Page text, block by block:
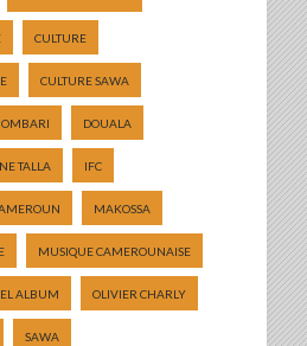
CULTURE
CULTURE SAWA
DOUALA
TALLA IFC
MAKOSSA
MUSIQUE CAMEROUNAISE
ALBUM OLIVIER CHARLY
SAWA